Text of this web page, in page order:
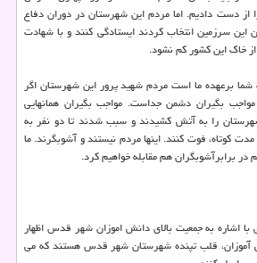
از دست دادیم. اما مردم این شهرستان در دوران دفاع
سرزمین انتخاب كردند ایستادگی كنند و با شهادت
خاك این كشور كم نشود.
برعهده ما است مردم شهید پرور این شهرستان اگر
بگیران دشمن جداست. مواجب بگیران همانهایی
را به آتش كشیدند و سبب شدند تا دو نفر به
كوتاه، فوت كنند. اینها مردم نیستند و آشوبگرند. ما
در برابرآشوبگران هم مقابله خواهیم كرد.
با اشاره به جمعیت بالای دانش اموزان شهر قدس اظهار
آموزان، قلب تپنده شهرستان شهر قدس هستند كه می